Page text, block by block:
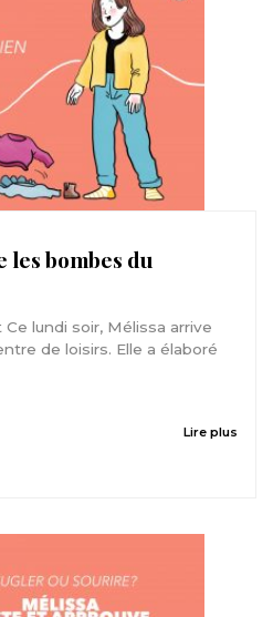
les bombes du
lundi soir, Mélissa arrive
de loisirs. Elle a élaboré
Lire plus